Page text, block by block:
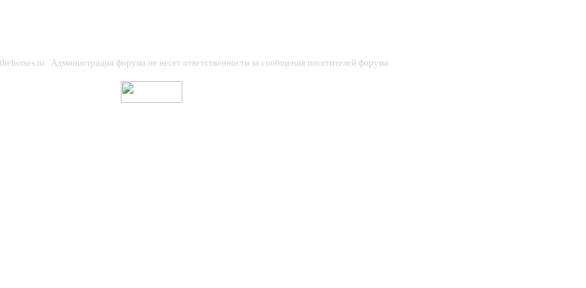
Администрация форума не несет ответственности за сообщения посетителей форума